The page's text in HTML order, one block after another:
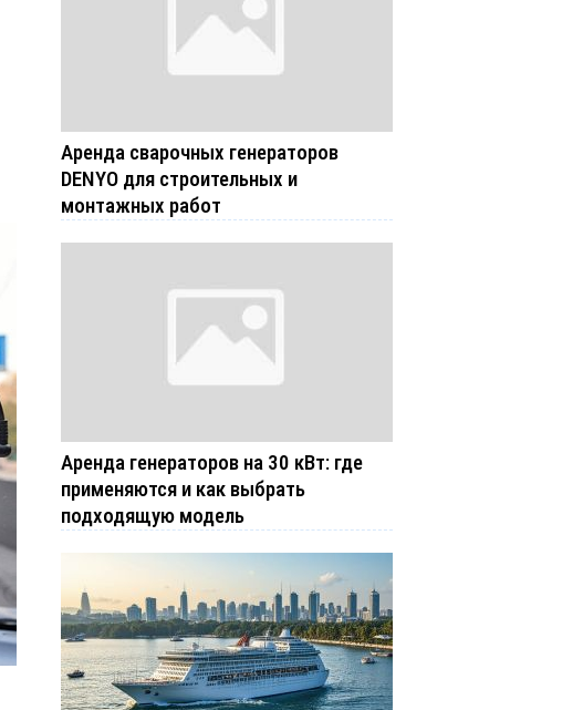
Аренда сварочных генераторов
DENYO для строительных и
монтажных работ
Аренда генераторов на 30 кВт: где
применяются и как выбрать
подходящую модель